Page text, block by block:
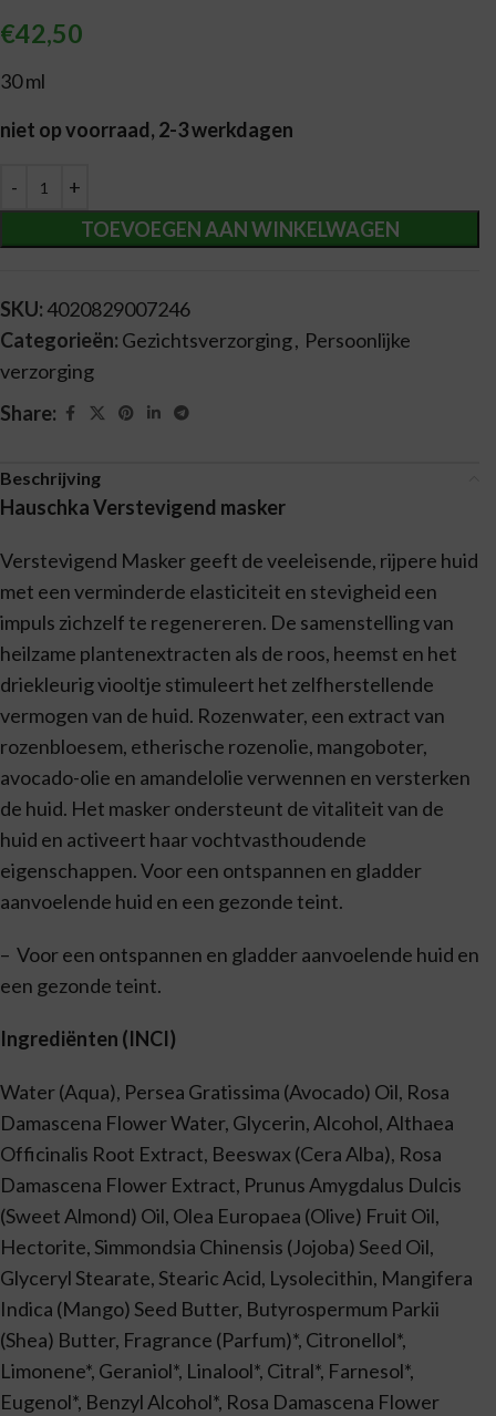
€42,50
30 ml
niet op voorraad, 2-3 werkdagen
TOEVOEGEN AAN WINKELWAGEN
Alternative:
SKU: 4020829007246
Categorieën: Gezichtsverzorging, Persoonlijke
verzorging
Share:
Beschrijving
Hauschka Verstevigend masker
Verstevigend Masker geeft de veeleisende, rijpere huid
met een verminderde elasticiteit en stevigheid een
impuls zichzelf te regenereren. De samenstelling van
heilzame plantenextracten als de roos, heemst en het
driekleurig viooltje stimuleert het zelfherstellende
vermogen van de huid. Rozenwater, een extract van
rozenbloesem, etherische rozenolie, mangoboter,
avocado-olie en amandelolie verwennen en versterken
de huid. Het masker ondersteunt de vitaliteit van de
huid en activeert haar vochtvasthoudende
eigenschappen. Voor een ontspannen en gladder
aanvoelende huid en een gezonde teint.
– Voor een ontspannen en gladder aanvoelende huid en
een gezonde teint.
Ingrediënten (INCI)
Water (Aqua), Persea Gratissima (Avocado) Oil, Rosa
Damascena Flower Water, Glycerin, Alcohol, Althaea
Officinalis Root Extract, Beeswax (Cera Alba), Rosa
Damascena Flower Extract, Prunus Amygdalus Dulcis
(Sweet Almond) Oil, Olea Europaea (Olive) Fruit Oil,
Hectorite, Simmondsia Chinensis (Jojoba) Seed Oil,
Glyceryl Stearate, Stearic Acid, Lysolecithin, Mangifera
Indica (Mango) Seed Butter, Butyrospermum Parkii
(Shea) Butter, Fragrance (Parfum)*, Citronellol*,
Limonene*, Geraniol*, Linalool*, Citral*, Farnesol*,
Eugenol*, Benzyl Alcohol*, Rosa Damascena Flower